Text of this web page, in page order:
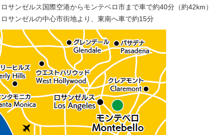
ロサンゼルス国際空港からモンテベロ市まで車で約40分（約42km
ロサンゼルの中心市街地より、東南へ車で約15分